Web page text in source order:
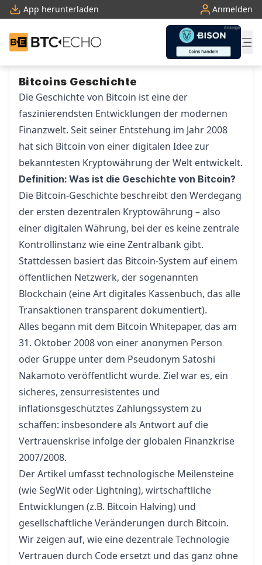
App herunterladen Anmelden
BTC-ECHO
Zum Inhalt springen
Bitcoins Geschichte
Die Geschichte von Bitcoin ist eine der
faszinierendsten Entwicklungen der modernen
Finanzwelt. Seit seiner Entstehung im Jahr 2008
hat sich Bitcoin von einer digitalen Idee zur
bekanntesten Kryptowährung der Welt entwickelt.
Definition: Was ist die Geschichte von Bitcoin?
Die Bitcoin-Geschichte beschreibt den Werdegang
der ersten dezentralen Kryptowährung – also
einer digitalen Währung, bei der es keine zentrale
Kontrollinstanz wie eine Zentralbank gibt.
Stattdessen basiert das Bitcoin-System auf einem
öffentlichen Netzwerk, der sogenannten
Blockchain (eine Art digitales Kassenbuch, das alle
Transaktionen transparent dokumentiert).
Alles begann mit dem Bitcoin Whitepaper, das am
31. Oktober 2008 von einer anonymen Person
oder Gruppe unter dem Pseudonym Satoshi
Nakamoto veröffentlicht wurde. Ziel war es, ein
sicheres, zensurresistentes und
inflationsgeschütztes Zahlungssystem zu
schaffen: insbesondere als Antwort auf die
Vertrauenskrise infolge der globalen Finanzkrise
2007/2008.
Der Artikel umfasst technologische Meilensteine
(wie SegWit oder Lightning), wirtschaftliche
Entwicklungen (z.B. Bitcoin Halving) und
gesellschaftliche Veränderungen durch Bitcoin.
Wir zeigen auf, wie eine dezentrale Technologie
Vertrauen durch Code ersetzt und das ganz ohne